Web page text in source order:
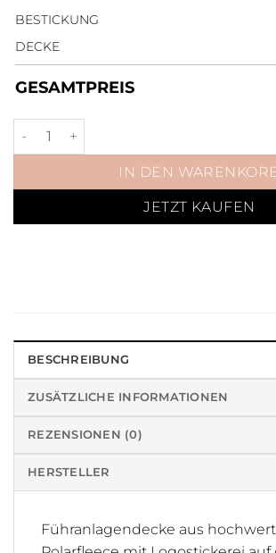
BESTICKUNG
DECKE
GESAMTPREIS
Führanlagendecke Smaragd Silber
IN DEN
JETZT KAUFEN
BESCHREIBUNG
ZUSÄTZLICHE INFORMATIONEN
REZENSIONEN (0)
HERSTELLER
Führanlagendecke aus